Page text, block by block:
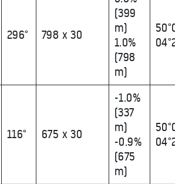
296° 798 x 30
(399
m)
1.0%
(798
m)
116° 675 x 30
-1.0%
(337
m)
-0.9%
(675
m)